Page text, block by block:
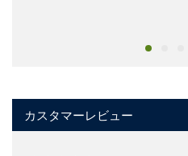
カスタマーレビュー